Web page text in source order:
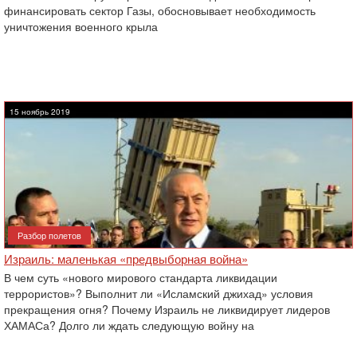
финансировать сектор Газы, обосновывает необходимость
уничтожения военного крыла
15 ноябрь 2019
Разбор полетов
Израиль: маленькая «предвыборная война»
В чем суть «нового мирового стандарта ликвидации
террористов»? Выполнит ли «Исламский джихад» условия
прекращения огня? Почему Израиль не ликвидирует лидеров
ХАМАСа? Долго ли ждать следующую войну на